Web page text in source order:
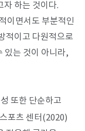
자 하는 것이다.
이면서도 부분적인
적이고 다원적으로
있는 것이 아니라,
또한 단순하고
포츠 센터(2020)